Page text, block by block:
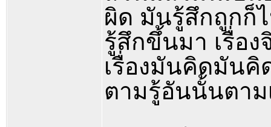
ผิด มันรู้สึกถูกก็
รู้สึกขึ้นมา เรื่อ
เรื่องมันคิดมัน
ตามรู้อันนั้นตาม